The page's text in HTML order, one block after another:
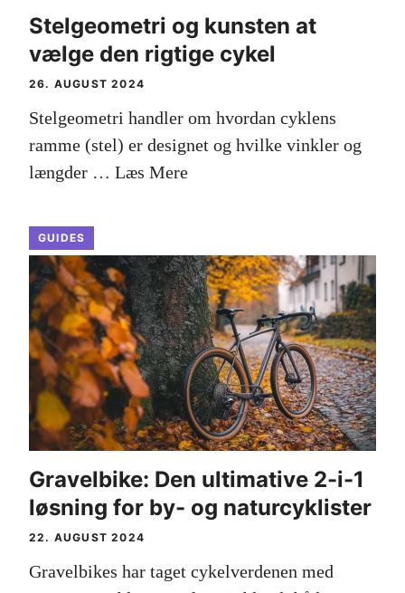
Stelgeometri og kunsten at
vælge den rigtige cykel
26. AUGUST 2024
Stelgeometri handler om hvordan cyklens
ramme (stel) er designet og hvilke vinkler og
længder … Læs Mere
GUIDES
Gravelbike: Den ultimative 2-i-1
løsning for by- og naturcyklister
22. AUGUST 2024
Gravelbikes har taget cykelverdenen med